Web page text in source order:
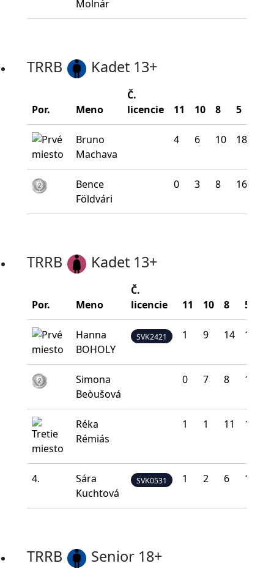
Molnár
TRRB Kadet 13+
Por. Meno
Č.
licencie
11 10 8 5
Bruno
Machava
4 6 10 18
Bence
Földvári
0 3 8 16
TRRB Kadet 13+
Por. Meno
Č.
licencie
11 10 8 5
Hanna
BOHOLY
SVK2421 1 9 14 14
Simona
Beòušová
0 7 8 17
Réka
Rémiás
1 1 11 18
4.
Sára
Kuchtová
SVK0531 1 2 6 18
TRRB Senior 18+